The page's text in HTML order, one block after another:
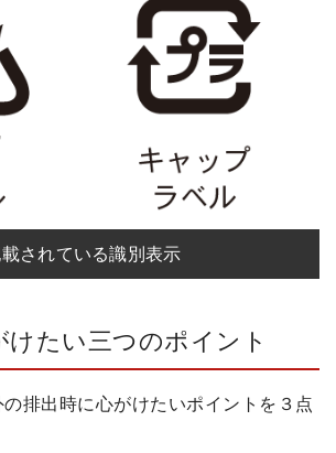
されている識別表示
けたい三つのポイント
排出時に心がけたいポイントを３点